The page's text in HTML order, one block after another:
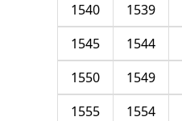
1539
1540
1544
1545
1549
1550
1554
1555